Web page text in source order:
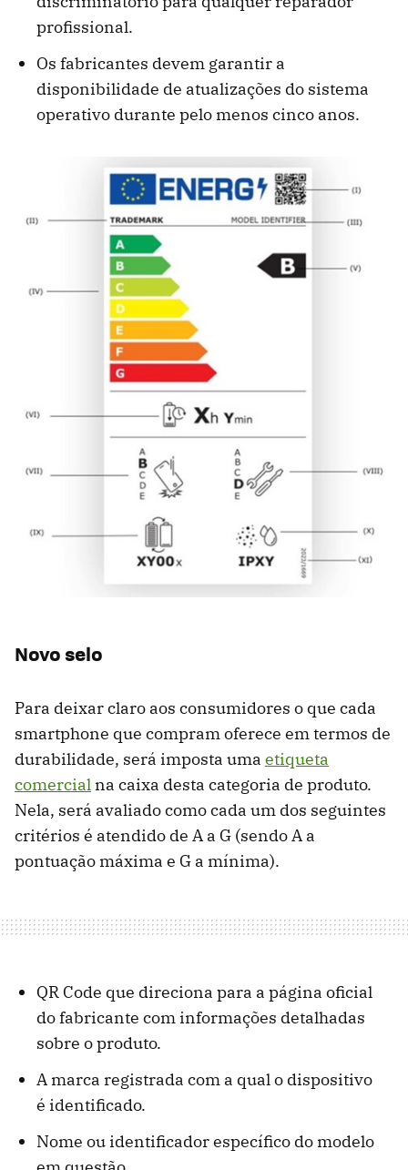
profissional.
Os fabricantes devem garantir a
disponibilidade de atualizações do sistema
operativo durante pelo menos cinco anos.
Novo selo
Para deixar claro aos consumidores o que cada
smartphone que compram oferece em termos de
durabilidade, será imposta uma etiqueta
comercial na caixa desta categoria de produto.
Nela, será avaliado como cada um dos seguintes
critérios é atendido de A a G (sendo A a
pontuação máxima e G a mínima).
QR Code que direciona para a página oficial
do fabricante com informações detalhadas
sobre o produto.
A marca registrada com a qual o dispositivo
é identificado.
Nome ou identificador específico do modelo